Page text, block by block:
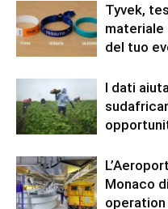
Tyvek,
del tuo
I dati
Monaco
operation